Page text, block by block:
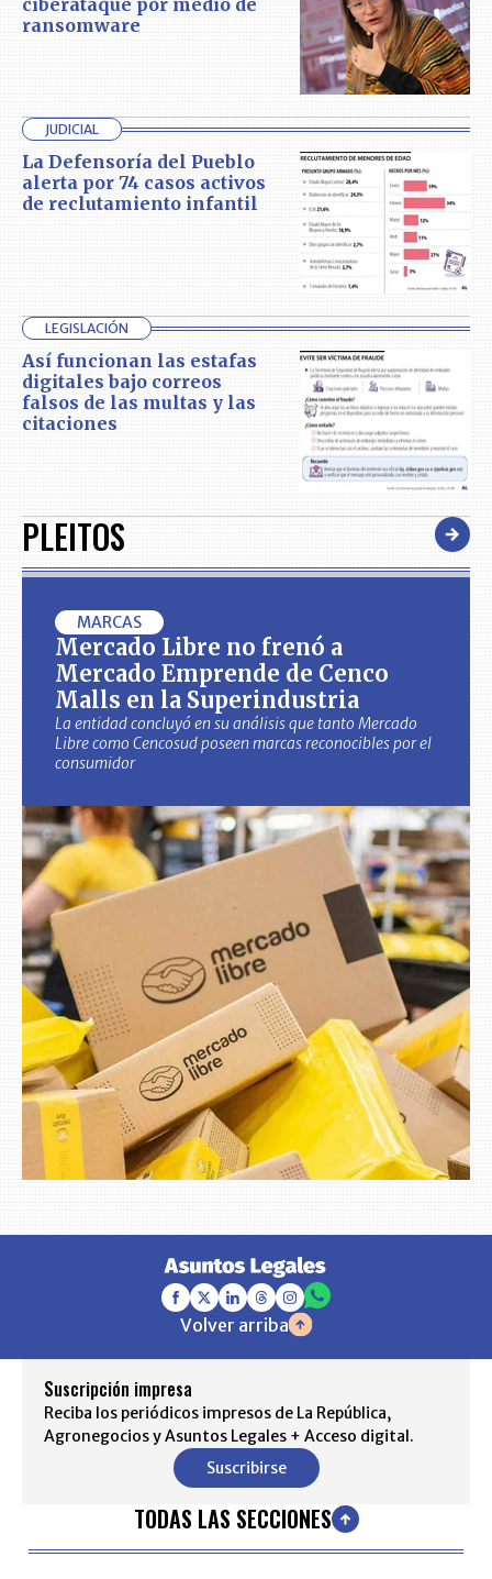
ciberataque por medio de
ransomware
JUDICIAL
La Defensoría del Pueblo
alerta por 74 casos activos
de reclutamiento infantil
LEGISLACIÓN
Así funcionan las estafas
digitales bajo correos
falsos de las multas y las
citaciones
PLEITOS
MARCAS
Mercado Libre no frenó a
Mercado Emprende de Cenco
Malls en la Superindustria
La entidad concluyó en su análisis que tanto Mercado
Libre como Cencosud poseen marcas reconocibles por el
consumidor
Volver arriba
Suscripción impresa
Reciba los periódicos impresos de La República,
Agronegocios y Asuntos Legales + Acceso digital.
Suscribirse
TODAS LAS SECCIONES